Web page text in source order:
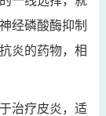
经磷酸酶抑制
炎的药物，相
治疗皮炎，适